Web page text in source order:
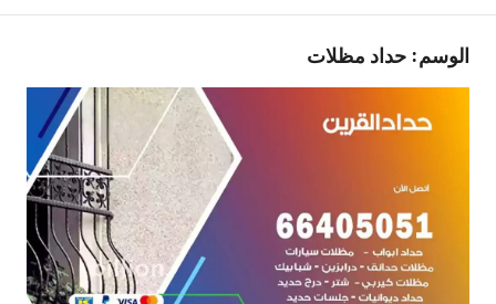
الكويت
للاعلانات
الوسم: حداد مظلات